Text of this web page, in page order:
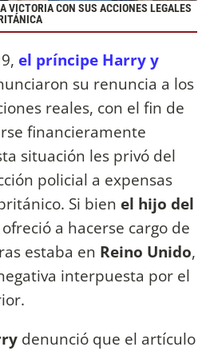
VICTORIA CON SUS ACCIONES LEGALES
el príncipe Harry y
su renuncia a los
reales, con el fin de
financieramente
situación les privó del
policial a expensas
Si bien el hijo del
ofreció a hacerse cargo de
estaba en Reino Unido,
interpuesta por el
denunció que el artículo